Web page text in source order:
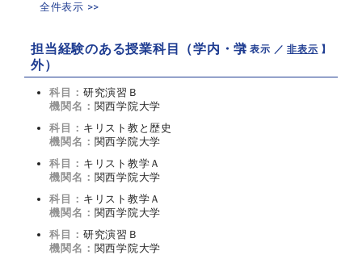
全件表示 >>
担当経験のある授業科目（学内・学
外）
【 表示 ／非表示 】
科目： 研究演習Ｂ
機関名： 関西学院大学
科目： キリスト教と歴史
機関名： 関西学院大学
科目： キリスト教学Ａ
機関名： 関西学院大学
科目： キリスト教学Ａ
機関名： 関西学院大学
科目： 研究演習Ｂ
機関名： 関西学院大学